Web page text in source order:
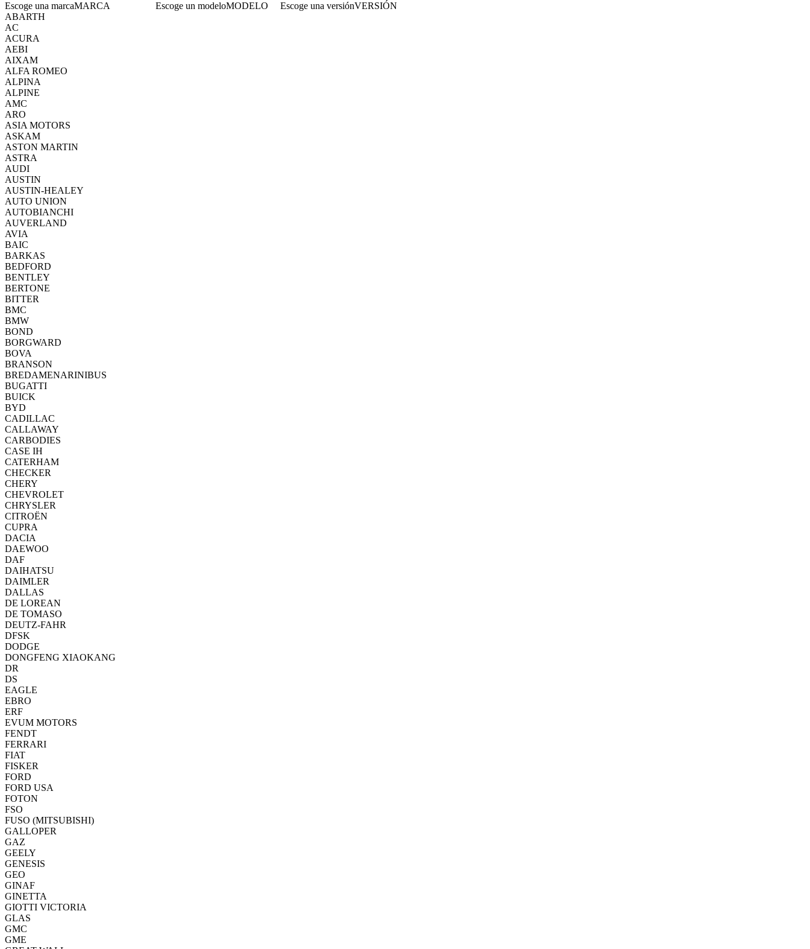
Escoge una marcaMARCA
ABARTH
AC
ACURA
AEBI
AIXAM
ALFA ROMEO
ALPINA
ALPINE
AMC
ARO
ASIA MOTORS
ASKAM
ASTON MARTIN
ASTRA
AUDI
AUSTIN
AUSTIN-HEALEY
AUTO UNION
AUTOBIANCHI
AUVERLAND
AVIA
BAIC
BARKAS
BEDFORD
BENTLEY
BERTONE
BITTER
BMC
BMW
BOND
BORGWARD
BOVA
BRANSON
BREDAMENARINIBUS
BUGATTI
BUICK
BYD
CADILLAC
CALLAWAY
CARBODIES
CASE IH
CATERHAM
CHECKER
CHERY
CHEVROLET
CHRYSLER
CITROËN
CUPRA
DACIA
DAEWOO
DAF
DAIHATSU
DAIMLER
DALLAS
DE LOREAN
DE TOMASO
DEUTZ-FAHR
DFSK
DODGE
DONGFENG XIAOKANG
DR
DS
EAGLE
EBRO
ERF
EVUM MOTORS
FENDT
FERRARI
FIAT
FISKER
FORD
FORD USA
FOTON
FSO
FUSO (MITSUBISHI)
GALLOPER
GAZ
GEELY
GENESIS
GEO
GINAF
GINETTA
GIOTTI VICTORIA
GLAS
GMC
GME
Escoge un modeloMODELO Escoge una versiónVERSIÓN